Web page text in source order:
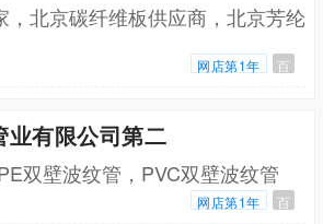
，北京碳纤维板供应商，北京芳纶
网店第1年 百
业有限公司第二
双壁波纹管，PVC双壁波纹管
网店第1年 百